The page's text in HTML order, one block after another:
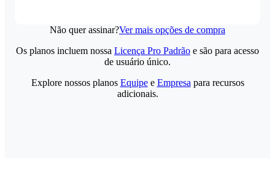
Não quer assinar?Ver mais opções de compra
Os planos incluem nossa Licença Pro Padrão e são para acesso
de usuário único.
Explore nossos planos Equipee Empresa para recursos
adicionais.